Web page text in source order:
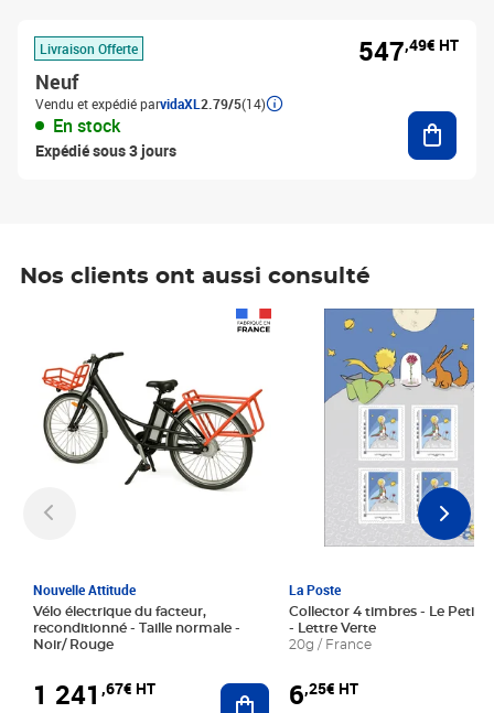
Livraison Offerte
Neuf
Vendu et expédié parvidaXL 2.79/5(14)
En stock
Expédié sous 3 jours
547,49€ HT
Nos clients ont aussi consulté
Nouvelle Attitude
Vélo électrique du facteur,
reconditionné - Taille normale -
Noir/ Rouge
1 241 ,67€ HT Ajouter au panier
La Poste
Collector 4 timbres - Le Petit
- Lettre Verte
20g / France
6,25€ HT
Prix 6,25€ HT